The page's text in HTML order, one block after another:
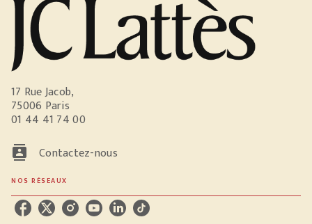
17 Rue Jacob,
75006 Paris
01 44 41 74 00
contacts Contactez-nous
NOS RÉSEAUX